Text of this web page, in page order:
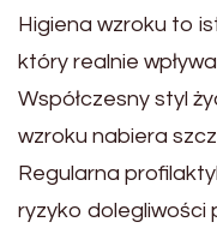
Higiena wzroku to
który realnie
Współczesny styl
wzroku nabiera
Regularna
ryzyko dolegliwości